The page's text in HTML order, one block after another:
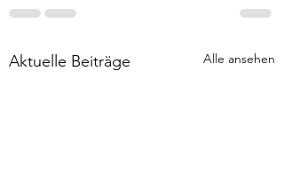
Aktuelle Beiträge Alle ansehen